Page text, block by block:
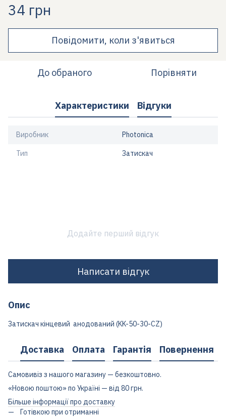
34 грн
Повідомити, коли з'явиться
До обраного Порівняти
Характеристики Відгуки
Виробник Photonica
Тип Затискач
Додайте перший відгук
Написати відгук
Опис
Затискач кінцевий анодований (KK-50-30-CZ)
Доставка Оплата Гарантія Повернення
Самовивіз з нашого магазину — безкоштовно.
«Новою поштою» по Україні — від 80 грн.
Більше інформації про доставку
Готівкою при отриманні